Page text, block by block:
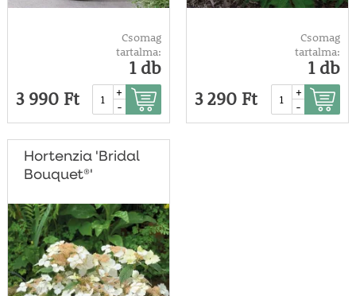
Csomag
tartalma:
1 db
3 990 Ft
+
-
Csomag
tartalma:
1 db
3 290 Ft
+
-
Hortenzia 'Bridal
Bouquet®'